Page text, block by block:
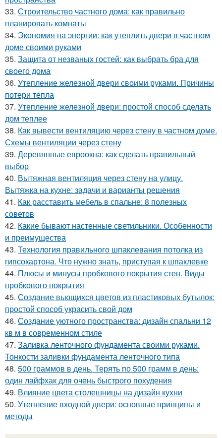
33. Строительство частного дома: как правильно
планировать комнаты
34. Экономия на энергии: как утеплить двери в частном
доме своими руками
35. Защита от незваных гостей: как выбрать бра для
своего дома
36. Утепление железной двери своими руками. Причины
потери тепла
37. Утепление железной двери: простой способ сделать
дом теплее
38. Как вывести вентиляцию через стену в частном доме.
Схемы вентиляции через стену
39. Деревянные евроокна: как сделать правильный
выбор
40. Вытяжная вентиляция через стену на улицу.
Вытяжка на кухне: задачи и варианты решения
41. Как расставить мебель в спальне: 8 полезных
советов
42. Какие бывают настенные светильники. Особенности
и преимущества
43. Технология правильного шпаклевания потолка из
гипсокартона. Что нужно знать, приступая к шпаклевке
44. Плюсы и минусы пробкового покрытия стен. Виды
пробкового покрытия
45. Создание вьющихся цветов из пластиковых бутылок:
простой способ украсить свой дом
46. Создание уютного пространства: дизайн спальни 12
кв м в современном стиле
47. Заливка ленточного фундамента своими руками.
Тонкости заливки фундамента ленточного типа
48. 500 граммов в день. Терять по 500 грамм в день:
один лайфхак для очень быстрого похудения
49. Влияние цвета столешницы на дизайн кухни
50. Утепление входной двери: основные принципы и
методы